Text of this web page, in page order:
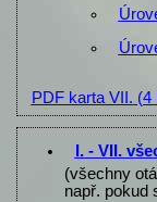
PDF karta VII. (4
I. - VII.
(všechny
např. pokud